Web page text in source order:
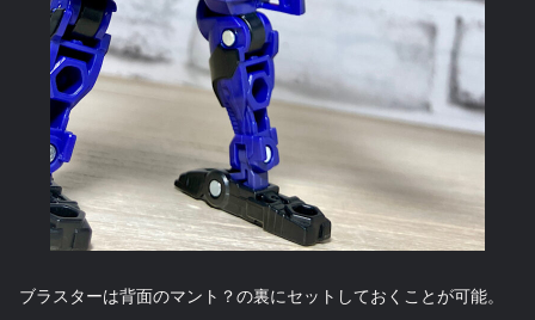
ブラスターは背面のマント？の裏にセットしておくことが可能。